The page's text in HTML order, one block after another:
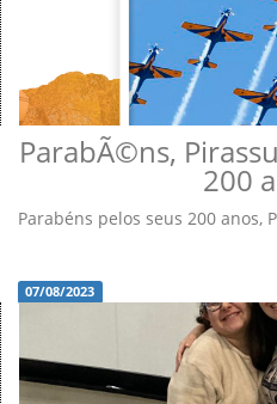
ParabÃ©ns,
200
Parabéns pelos seus 200 anos,
07/08/2023